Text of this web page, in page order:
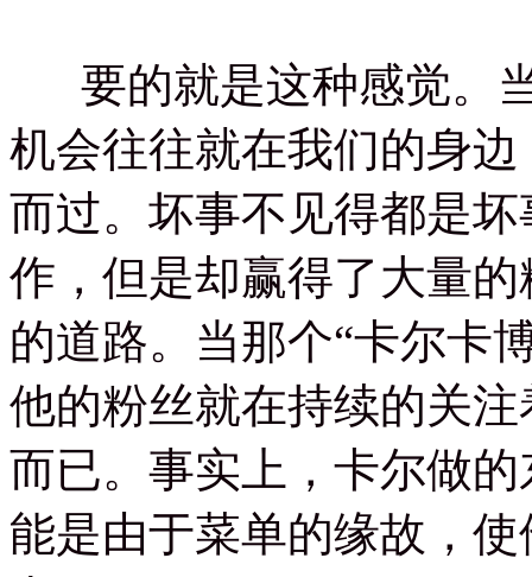
要的就是这种感觉。
机会往往就在我们的身
而过。坏事不见得都是
作，但是却赢得了大量
的道路。当那个“卡尔卡
他的粉丝就在持续的关
而已。事实上，卡尔做
能是由于菜单的缘故，